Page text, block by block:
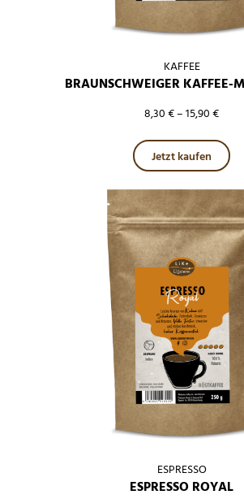
KAFFEE
BRAUNSCHWEIGER KAFFEE-
8,30€–15,90€
Jetzt kaufen
ESPRESSO
ESPRESSO ROYAL